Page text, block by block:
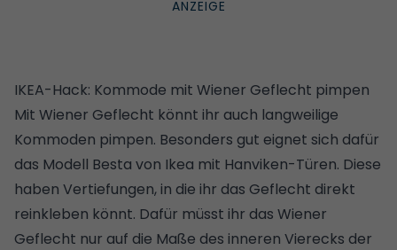
IKEA-Hack: Kommode mit Wiener Geflecht pimpen
Mit Wiener Geflecht könnt ihr auch langweilige
Kommoden pimpen. Besonders gut eignet sich dafür
das Modell Besta von Ikea mit Hanviken-Türen. Diese
haben Vertiefungen, in die ihr das Geflecht direkt
reinkleben könnt. Dafür müsst ihr das Wiener
Geflecht nur auf die Maße des inneren Vierecks der